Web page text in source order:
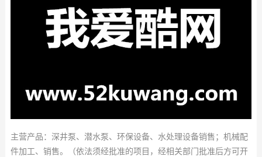
主营产品：深井泵、潜水泵、环保设备、水处理设备销售；机械配
件加工、销售。（依法须经批准的项目，经相关部门批准后方可开